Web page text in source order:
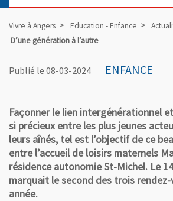
Vivre à Angers Education - Enfance
D’une génération à l’autre
Publié le 08-03-2024 ENFANCE
Façonner le lien intergénérationnel
si précieux entre les plus jeunes
leurs aînés, tel est l’objectif de ce
entre l’accueil de loisirs maternels
résidence autonomie St-Michel. Le
marquait le second des trois
année.